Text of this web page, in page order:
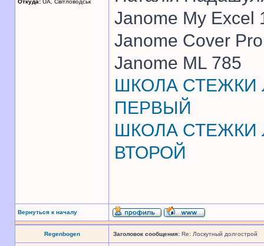
Откуда: UA, Свiтловодськ
Janome My Excel
Janome Cover
Janome ML 785
ШКОЛА СТЕЖКИ
ПЕРВЫЙ
ШКОЛА СТЕЖКИ
ВТОРОЙ
Вернуться к началу
Regenbogen Заголовок сообщения: Re: Лоскутный долгострой